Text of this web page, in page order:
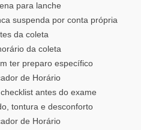
para lanche
suspenda por conta própria
da coleta
da coleta
ter preparo específico
de Horário
antes do exame
tontura e desconforto
de Horário